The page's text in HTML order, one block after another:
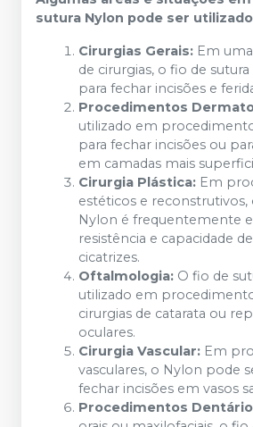
sutura Nylon pode ser
Cirurgias Gerais: Em
de cirurgias, o fio de
para fechar incisões e
Procedimentos
utilizado em
para fechar incisões ou
em camadas mais
Cirurgia Plástica: Em
estéticos e reconstrutivos,
Nylon é frequentemente
resistência e capacidade
cicatrizes.
Oftalmologia: O fio de
utilizado em
cirurgias de catarata ou
oculares.
Cirurgia Vascular: Em
vasculares, o Nylon pode
fechar incisões em vasos
Procedimentos